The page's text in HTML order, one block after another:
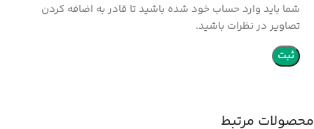
شما باید وارد حساب خود شده باشید تا قادر به اضافه کردن
تصاویر در نظرات باشید.
محصولات مرتبط